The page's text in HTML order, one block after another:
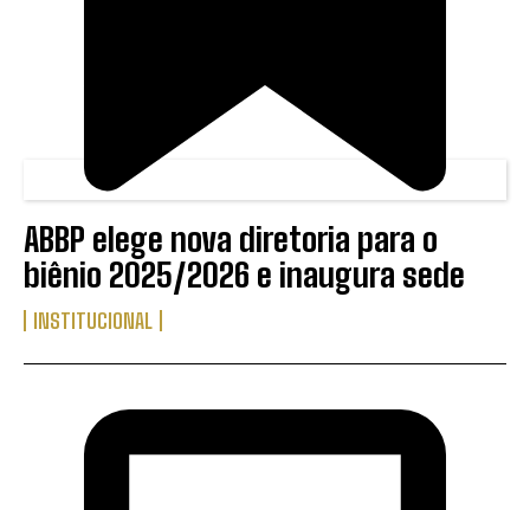
ABBP elege nova diretoria para o
biênio 2025/2026 e inaugura sede
INSTITUCIONAL